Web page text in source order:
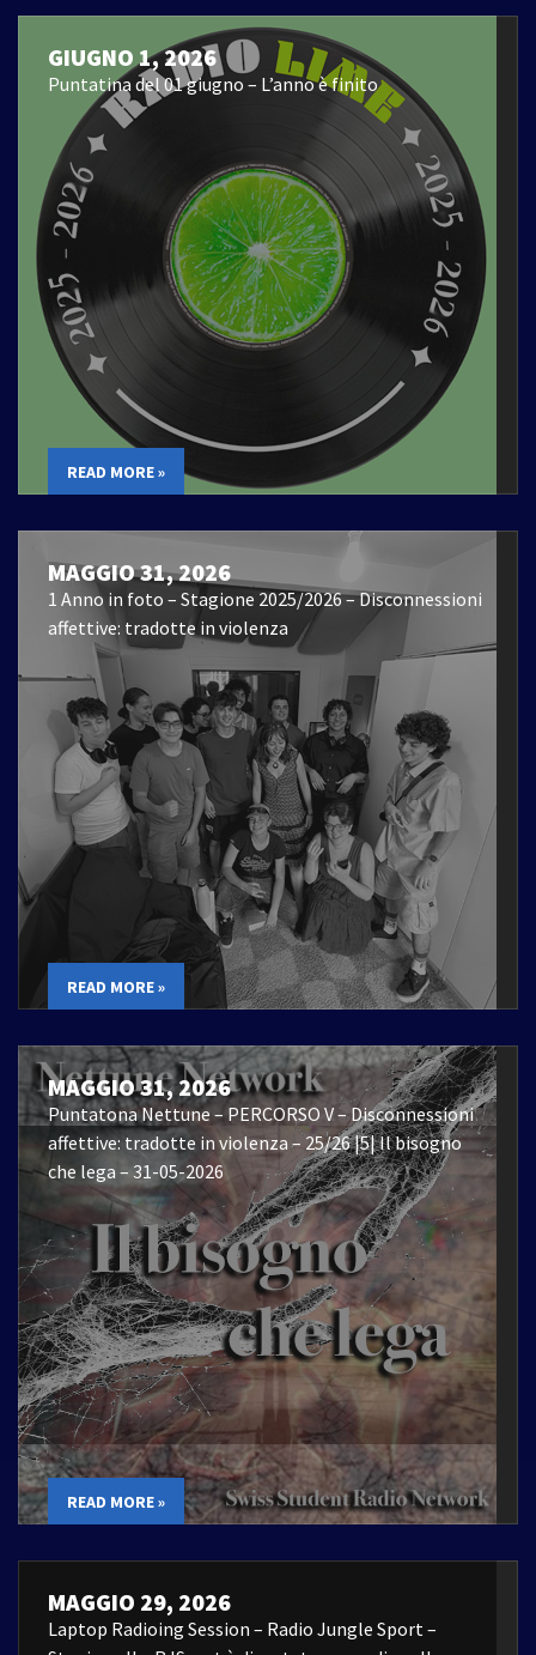
GIUGNO 1, 2026
Puntatina del 01 giugno – L’anno è finito
READ MORE »
MAGGIO 31, 2026
1 Anno in foto – Stagione 2025/2026 – Disconnessioni
affettive: tradotte in violenza
READ MORE »
MAGGIO 31, 2026
Puntatona Nettune – PERCORSO V – Disconnessioni
affettive: tradotte in violenza – 25/26 |5| Il bisogno
che lega – 31-05-2026
READ MORE »
MAGGIO 29, 2026
Laptop Radioing Session – Radio Jungle Sport –